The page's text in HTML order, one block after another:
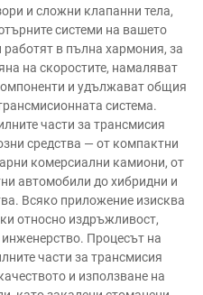
и сложни клапанни тела,
системи на вашето
работят в пълна хармония, за
на скоростите, намаляват
и удължават общия
система.
части за трансмисия
средства — от компактни
комерсиални камиони, от
автомобили до хибридни и
Всяко приложение изисква
относно издръжливост,
Процесът на
части за трансмисия
и използване на